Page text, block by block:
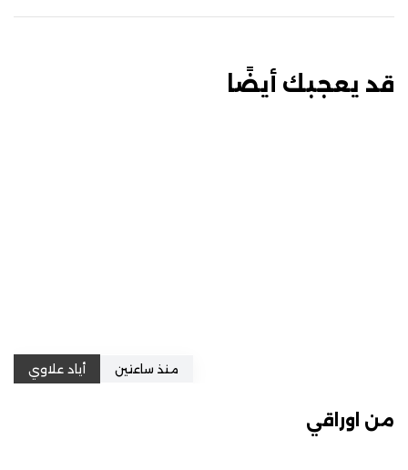
قد يعجبك أيضًا
منذ ساعتين أياد علاوي
من اوراقي